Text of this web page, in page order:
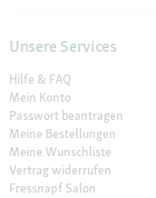
Unsere Services
Hilfe & FAQ
Mein Konto
Passwort beantragen
Meine Bestellungen
Meine Wunschliste
Vertrag widerrufen
Fressnapf Salon